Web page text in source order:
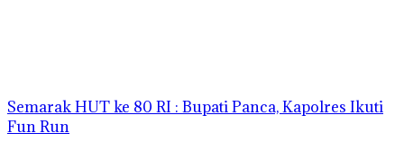
Semarak HUT ke 80 RI : Bupati Panca, Kapolres Ikuti
Fun Run